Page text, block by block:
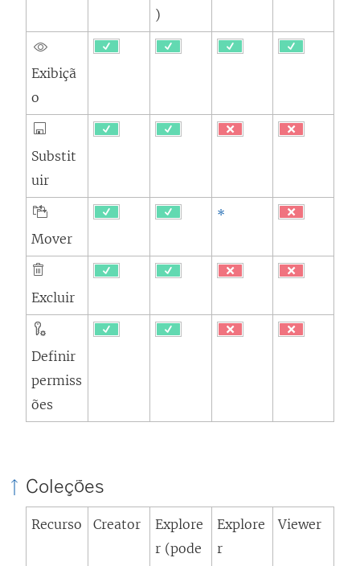
)
Exibiçã
o
Substit
uir
Mover
*
Excluir
Definir
permiss
ões
Coleções
Recurso Creator
Explore
r (pode
Explore
r
Viewer